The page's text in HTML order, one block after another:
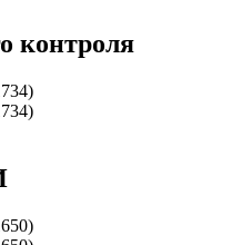
контроля